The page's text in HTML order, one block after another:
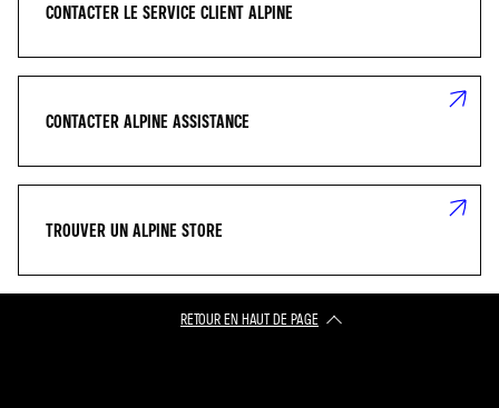
CONTACTER LE SERVICE CLIENT ALPINE
CONTACTER ALPINE ASSISTANCE
TROUVER UN ALPINE STORE
RETOUR EN HAUT DE PAGE